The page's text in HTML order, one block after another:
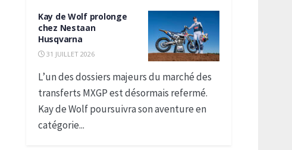
Kay de Wolf prolonge
chez Nestaan
Husqvarna
31 JUILLET 2026
L’un des dossiers majeurs du marché des
transferts MXGP est désormais refermé.
Kay de Wolf poursuivra son aventure en
catégorie...